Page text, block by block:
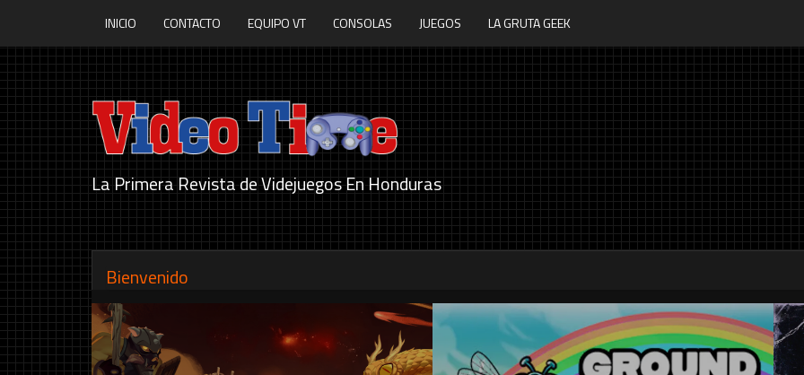
INICIO CONTACTO EQUIPO VT CONSOLAS JUEGOS LA GRUTA GEEK
La Primera Revista de Videjuegos En Honduras
Bienvenido